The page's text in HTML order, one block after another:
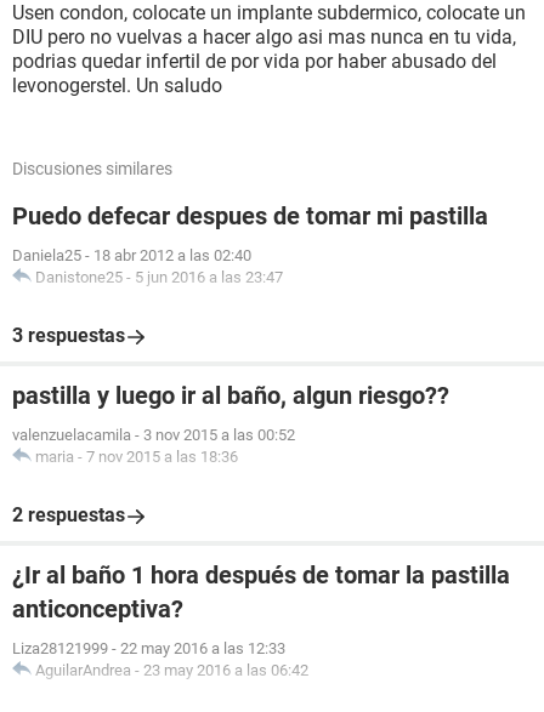
Usen condon, colocate un implante subdermico, colocate un
DIU pero no vuelvas a hacer algo asi mas nunca en tu vida,
podrias quedar infertil de por vida por haber abusado del
levonogerstel. Un saludo
Discusiones similares
Puedo defecar despues de tomar mi pastilla
Daniela25 - 18 abr 2012 a las 02:40
Danistone25 - 5 jun 2016 a las 23:47
3 respuestas
pastilla y luego ir al baño, algun riesgo??
valenzuelacamila - 3 nov 2015 a las 00:52
maria - 7 nov 2015 a las 18:36
2 respuestas
¿Ir al baño 1 hora después de tomar la pastilla
anticonceptiva?
Liza28121999 - 22 may 2016 a las 12:33
AguilarAndrea - 23 may 2016 a las 06:42